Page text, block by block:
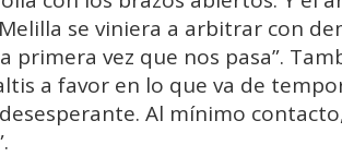
se viniera a arbitrar con
primera vez que nos pasa”.
a favor en lo que va de
Al mínimo